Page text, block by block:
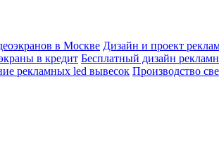
в Москве Дизайн и проект
в кредит Бесплатный дизайн
рекламных led вывесок Производство